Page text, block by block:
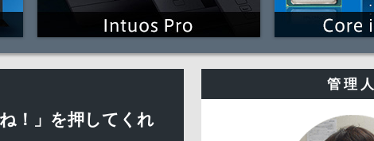
！」を押してくれ
管理人